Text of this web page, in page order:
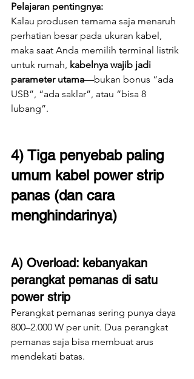
Pelajaran pentingnya:
Kalau produsen ternama saja menaruh
perhatian besar pada ukuran kabel,
maka saat Anda memilih terminal listrik
untuk rumah, kabelnya wajib jadi
parameter utama—bukan bonus “ada
USB”, “ada saklar”, atau “bisa 8
lubang”.
4) Tiga penyebab paling
umum kabel power strip
panas (dan cara
menghindarinya)
A) Overload: kebanyakan
perangkat pemanas di satu
power strip
Perangkat pemanas sering punya daya
800–2.000 W per unit. Dua perangkat
pemanas saja bisa membuat arus
mendekati batas.